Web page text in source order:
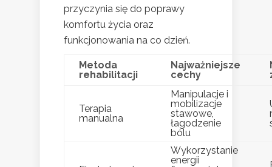
przyczynia się do poprawy
komfortu życia oraz
funkcjonowania na co dzień.
Metoda
rehabilitacji
Najważniejsze
cechy
Terapia
manualna
Manipulacje i
mobilizacje
stawowe,
łagodzenie
bólu
Wykorzystanie
energii